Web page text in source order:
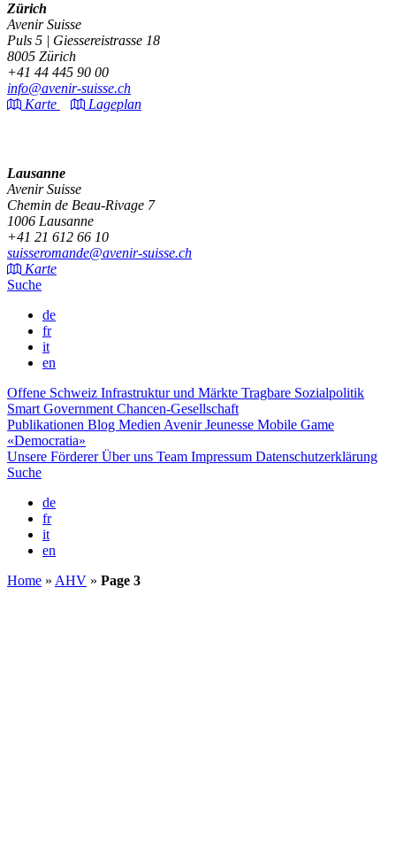
Zürich
Avenir Suisse
Puls 5 | Giessereistrasse 18
8005 Zürich
+41 44 445 90 00
info@avenir-suisse.ch
Karte
Lageplan
Lausanne
Avenir Suisse
Chemin de Beau-Rivage 7
1006 Lausanne
+41 21 612 66 10
suisseromande@avenir-suisse.ch
Karte
Suche
de
fr
it
en
Offene Schweiz Infrastruktur und Märkte Tragbare Sozialpolitik
Smart Government Chancen-Gesellschaft
Publikationen Blog Medien Avenir Jeunesse Mobile Game
«Democratia»
Unsere FördererÜber uns Team Impressum Datenschutzerklärung
Suche
de
fr
it
en
Home » AHV » Page 3